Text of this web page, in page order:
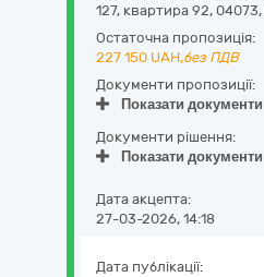
127, квартира 92, 04073,
Остаточна пропозиція:
227 150 UAH,без ПДВ
Документи пропозиції:
Показати документи
Документи рішення:
Показати документи
Дата акцепта:
27-03-2026, 14:18
Дата публікації: